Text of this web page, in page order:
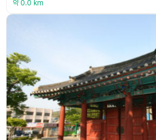
약 0.0 km